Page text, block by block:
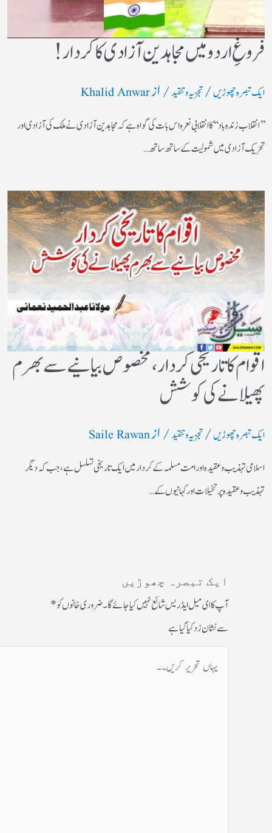
فروغِ اردو میں مجاہدین آزادی کا کردار!
ایک تبصرہ چھوڑیں/تجزیہ و تنقید/ ازKhalid Anwar
’’انقلاب زندہ باد‘‘کا انقلابی نعرہ اس بات کی گواہ ہے کہ مجاہدین آزادی نے ملک کی آزادی اور
تحریک آزادی میں شمولیت کے ساتھ ساتھ…
اقوام کا تاریخی کردار،مخصوص بیانیے سے بھرم
پھیلانے کی کوشش
ایک تبصرہ چھوڑیں/تجزیہ و تنقید/ ازSaile Rawan
اسلامی تہذیب و عقیدہ اور امت مسلمہ کے کردار میں ایک تاریخی تسلسل ہے، جب کہ دیگر
تہذیب و عقیدہ پر تخیلات اور کہانیوں کے…
ایک تبصرہ چھوڑیں
آپ کا ای میل ایڈریس شائع نہیں کیا جائے گا۔ضروری خانوں کو*
سے نشان زد کیا گیا ہے